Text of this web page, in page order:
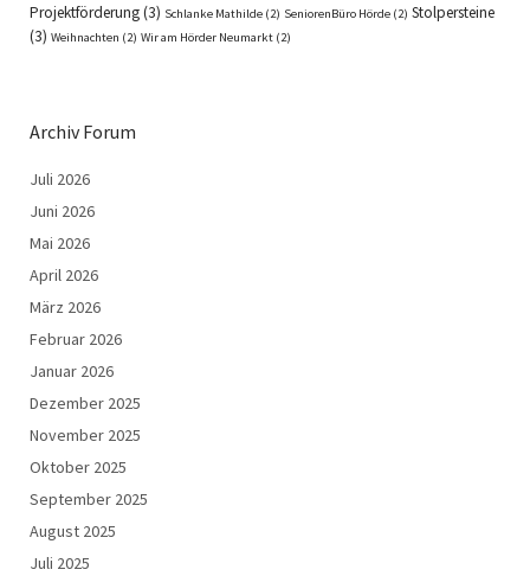
Projektförderung(3) Schlanke Mathilde (2) SeniorenBüro Hörde (2) Stolpersteine
(3) Weihnachten (2) Wir am Hörder Neumarkt (2)
Archiv Forum
Juli 2026
Juni 2026
Mai 2026
April 2026
März 2026
Februar 2026
Januar 2026
Dezember 2025
November 2025
Oktober 2025
September 2025
August 2025
Juli 2025